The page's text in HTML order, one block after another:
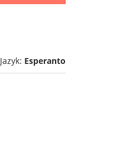
Jazyk: Esperanto